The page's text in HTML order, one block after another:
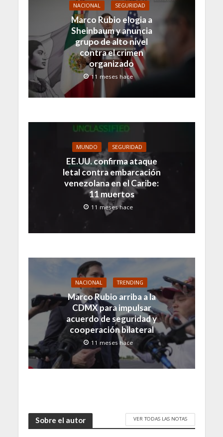
NACIONAL SEGURIDAD
Marco Rubio elogia a
Sheinbaum y anuncia
grupo de alto nivel
contra el crimen
organizado
11 meses hace
MUNDO SEGURIDAD
EE.UU. confirma ataque
letal contra embarcación
venezolana en el Caribe:
11 muertos
11 meses hace
NACIONAL TRENDING
Marco Rubio arriba a la
CDMX para impulsar
acuerdo de seguridad y
cooperación bilateral
11 meses hace
Sobre el autor VER TODAS LAS NOTAS